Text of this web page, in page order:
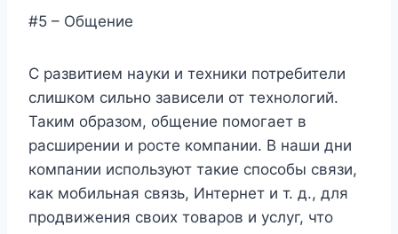
#5 – Общение
С развитием науки и техники потребители
слишком сильно зависели от технологий.
Таким образом, общение помогает в
расширении и росте компании. В наши дни
компании используют такие способы связи,
как мобильная связь, Интернет и т. д., для
продвижения своих товаров и услуг, что